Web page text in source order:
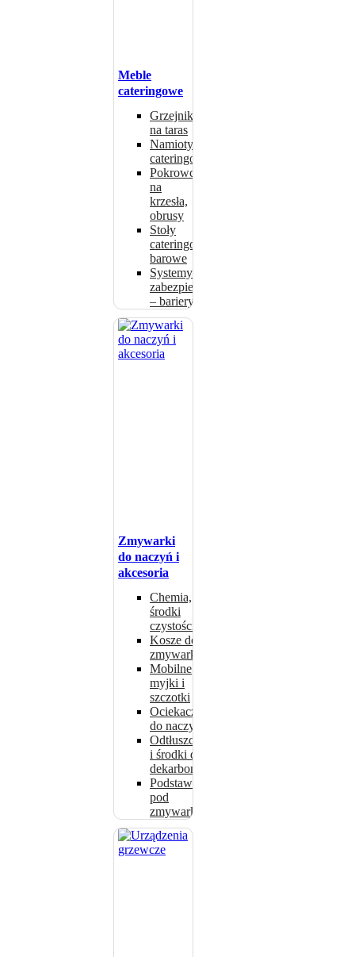
Meble
cateringowe
Grzejniki
na taras
Namioty
cateringowe
Pokrowce
na
krzesła,
obrusy
Stoły
cateringowe,
barowe
Systemy
zabezpieczeń
– bariery
Zmywarki
do naczyń i
akcesoria
Chemia,
środki
czystości
Kosze do
zmywarki
Mobilne
myjki i
szczotki
Ociekacze
do naczyń
Odtłuszczacze
i środki do
dekarbonizacji
Podstawki
pod
zmywarki